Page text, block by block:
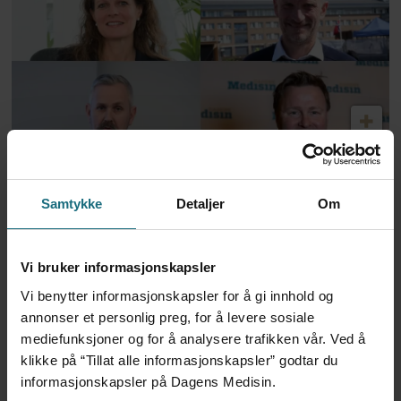
Samtykke Detaljer Om
Vi bruker informasjonskapsler
Vi benytter informasjonskapsler for å gi innhold og
annonser et personlig preg, for å levere sosiale
mediefunksjoner og for å analysere trafikken vår. Ved å
klikke på “Tillat alle informasjonskapsler” godtar du
informasjonskapsler på Dagens Medisin.
Derfor søker de
helsedirektørjobben
ANNONSE KUN FOR HELSEPERSONELL